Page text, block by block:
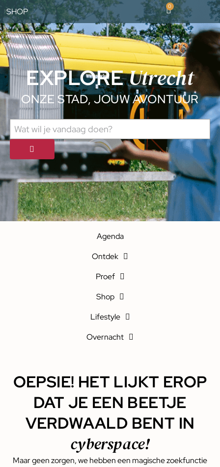
SHOP
0
EXPLOREUtrecht
ONZE STAD, JOUW AVONTUUR
Agenda
Ontdek
Proef
Shop
Lifestyle
Overnacht
OEPSIE! HET LIJKT EROP
DAT JE EEN BEETJE
VERDWAALD BENT IN
cyberspace!
Maar geen zorgen, we hebben een magische zoekfunctie